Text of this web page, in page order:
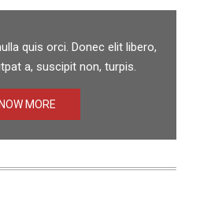
quis orci. Donec elit libero,
a, suscipit non, turpis.
MORE